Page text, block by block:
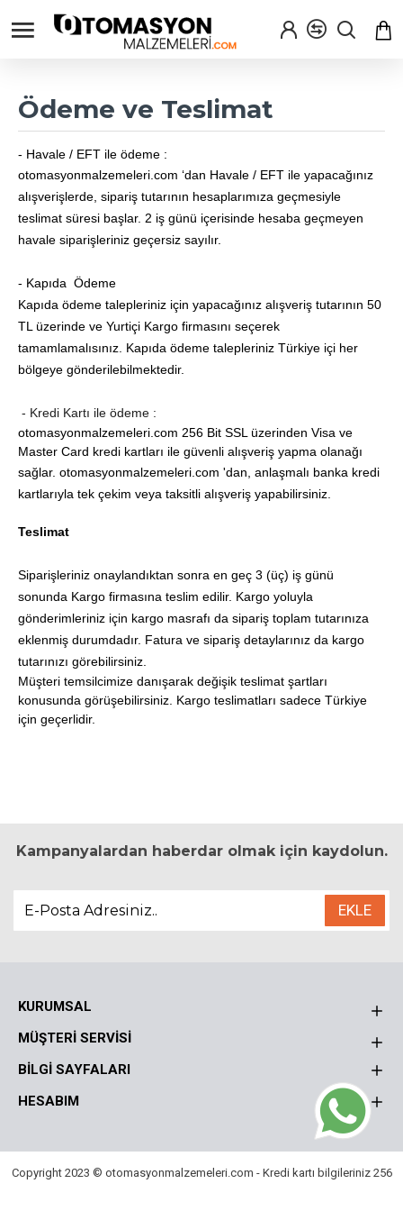
Ödeme ve Teslimat
- Havale / EFT ile ödeme :
otomasyonmalzemeleri.com ‘dan Havale / EFT ile yapacağınız
alışverişlerde, sipariş tutarının hesaplarımıza geçmesiyle
teslimat süresi başlar. 2 iş günü içerisinde hesaba geçmeyen
havale siparişleriniz geçersiz sayılır.
- Kapıda Ödeme
Kapıda ödeme talepleriniz için yapacağınız alışveriş tutarının 50
TL üzerinde ve Yurtiçi Kargo firmasını seçerek
tamamlamalısınız. Kapıda ödeme talepleriniz Türkiye içi her
bölgeye gönderilebilmektedir.
- Kredi Kartı ile ödeme :
otomasyonmalzemeleri.com 256 Bit SSL üzerinden Visa ve
Master Card kredi kartları ile güvenli alışveriş yapma olanağı
sağlar. otomasyonmalzemeleri.com 'dan , anlaşmalı banka kredi
kartlarıyla tek çekim veya taksitli alışveriş yapabilirsiniz.
Teslimat
Siparişleriniz onaylandıktan sonra en geç 3 (üç) iş günü
sonunda Kargo firmasına teslim edilir. Kargo yoluyla
gönderimleriniz için kargo masrafı da sipariş toplam tutarınıza
eklenmiş durumdadır. Fatura ve sipariş detaylarınız da kargo
tutarınızı görebilirsiniz.
Müşteri temsilcimize danışarak değişik teslimat şartları
konusunda görüşebilirsiniz. Kargo teslimatları sadece Türkiye
için geçerlidir.
Kampanyalardan haberdar olmak için kaydolun.
EKLE
KURUMSAL
MÜŞTERI SERVISI
BILGI SAYFALARI
HESABIM
Copyright 2023 © otomasyonmalzemeleri.com - Kredi kartı bilgileriniz 256